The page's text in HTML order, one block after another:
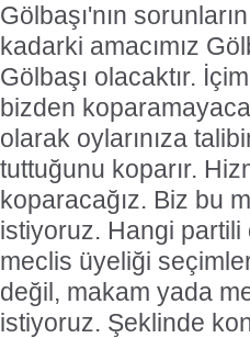
Gölbaşı'nın
kadarki amacımız
Gölbaşı olacaktır.
bizden
olarak oylarınıza
tuttuğunu koparır.
koparacağız. Biz bu
istiyoruz. Hangi partili
meclis üyeliği
değil, makam yada
istiyoruz. Şeklinde